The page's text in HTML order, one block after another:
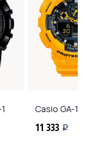
Casio GA-
11 333 i